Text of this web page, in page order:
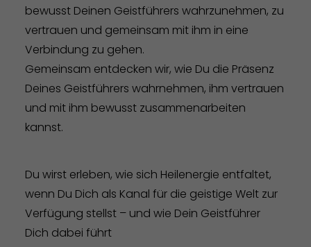
bewusst Deinen Geistführers wahrzunehmen, zu
vertrauen und gemeinsam mit ihm in eine
Verbindung zu gehen.
Gemeinsam entdecken wir, wie Du die Präsenz
Deines Geistführers wahrnehmen, ihm vertrauen
und mit ihm bewusst zusammenarbeiten
kannst.
Du wirst erleben, wie sich Heilenergie entfaltet,
wenn Du Dich als Kanal für die geistige Welt zur
Verfügung stellst – und wie Dein Geistführer
Dich dabei führt